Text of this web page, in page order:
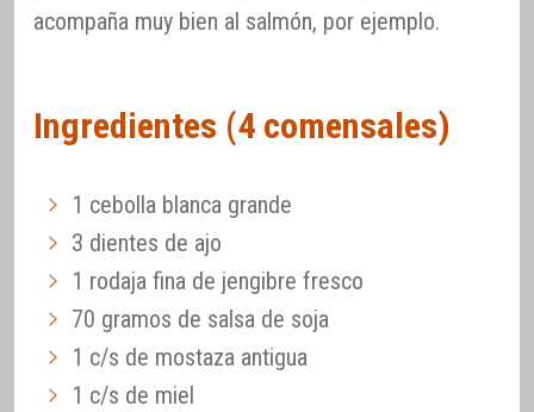
acompaña muy bien al salmón, por ejemplo.
Ingredientes (4 comensales)
1 cebolla blanca grande
3 dientes de ajo
1 rodaja fina de jengibre fresco
70 gramos de salsa de soja
1 c/s de mostaza antigua
1 c/s de miel